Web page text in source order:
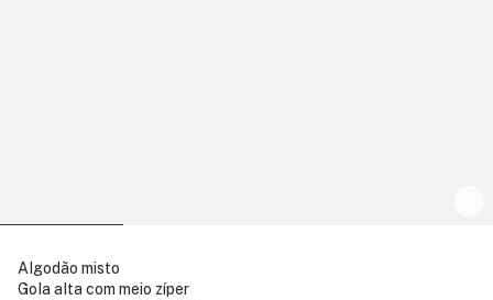
Algodão misto
Gola alta com meio zíper